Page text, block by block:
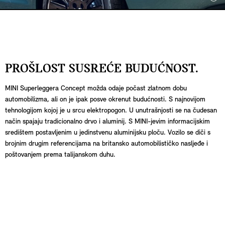
PROŠLOST SUSREĆE BUDUĆNOST.
MINI Superleggera Concept možda odaje počast zlatnom dobu
automobilizma, ali on je ipak posve okrenut budućnosti. S najnovijom
tehnologijom kojoj je u srcu elektropogon. U unutrašnjosti se na čudesan
način spajaju tradicionalno drvo i aluminij. S MINI-jevim informacijskim
središtem postavljenim u jedinstvenu aluminijsku ploču. Vozilo se diči s
brojnim drugim referencijama na britansko automobilističko nasljeđe i
poštovanjem prema talijanskom duhu.